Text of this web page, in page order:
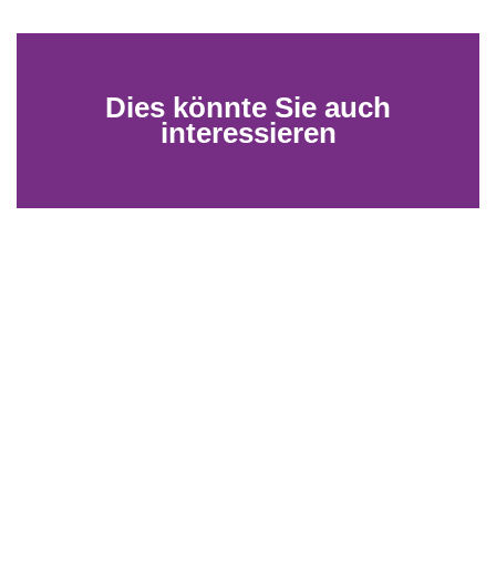
Dies könnte Sie auch
interessieren